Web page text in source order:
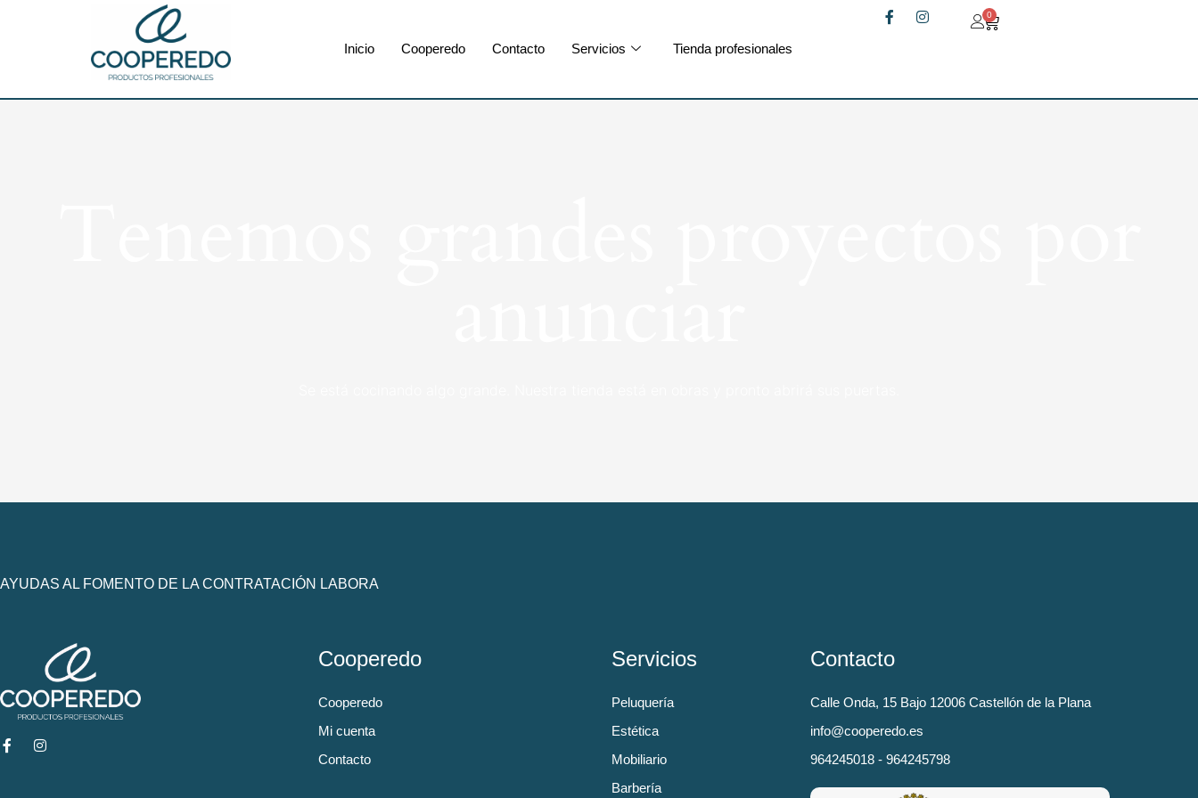
Inicio Cooperedo Contacto Servicios Tienda profesionales
0
AYUDAS AL FOMENTO DE LA CONTRATACIÓN LABORA
Cooperedo
Cooperedo
Mi cuenta
Contacto
Servicios
Peluquería
Estética
Mobiliario
Barbería
Contacto
Calle Onda, 15 Bajo 12006 Castellón de la Plana
info@cooperedo.es
964245018 - 964245798